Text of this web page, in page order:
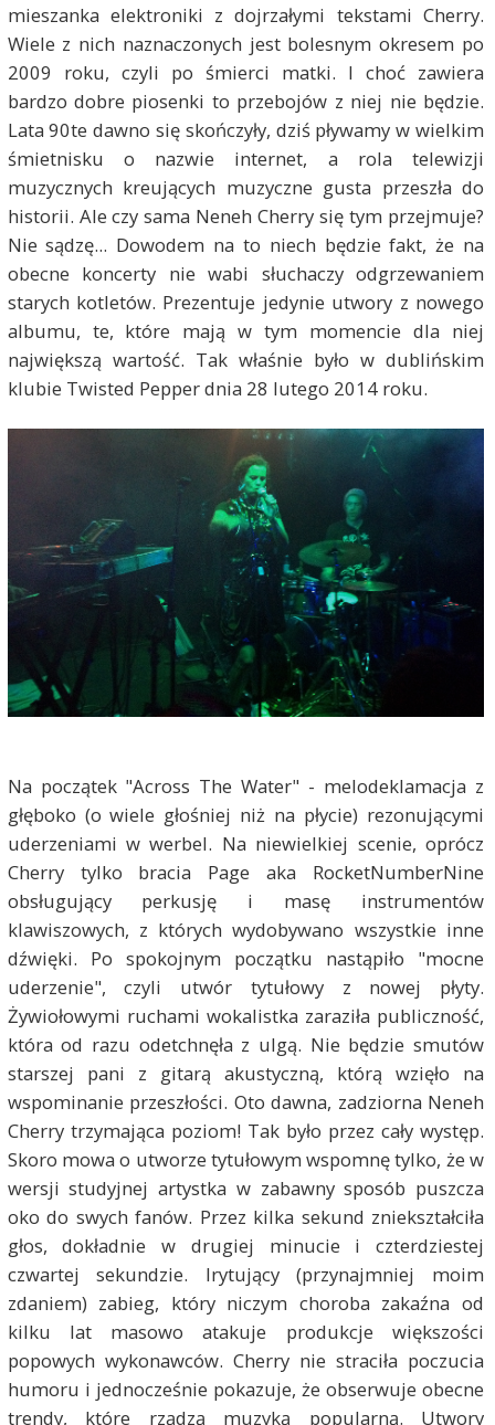
mieszanka elektroniki z dojrzałymi tekstami Cherry.
Wiele z nich naznaczonych jest bolesnym okresem po
2009 roku, czyli po śmierci matki. I choć zawiera
bardzo dobre piosenki to przebojów z niej nie będzie.
Lata 90te dawno się skończyły, dziś pływamy w wielkim
śmietnisku o nazwie internet, a rola telewizji
muzycznych kreujących muzyczne gusta przeszła do
historii. Ale czy sama Neneh Cherry się tym przejmuje?
Nie sądzę... Dowodem na to niech będzie fakt, że na
obecne koncerty nie wabi słuchaczy odgrzewaniem
starych kotletów. Prezentuje jedynie utwory z nowego
albumu, te, które mają w tym momencie dla niej
największą wartość. Tak właśnie było w dublińskim
klubie Twisted Pepper dnia 28 lutego 2014 roku.
Na początek "Across The Water" - melodeklamacja z
głęboko (o wiele głośniej niż na płycie) rezonującymi
uderzeniami w werbel. Na niewielkiej scenie, oprócz
Cherry tylko bracia Page aka RocketNumberNine
obsługujący perkusję i masę instrumentów
klawiszowych, z których wydobywano wszystkie inne
dźwięki. Po spokojnym początku nastąpiło "mocne
uderzenie", czyli utwór tytułowy z nowej płyty.
Żywiołowymi ruchami wokalistka zaraziła publiczność,
która od razu odetchnęła z ulgą. Nie będzie smutów
starszej pani z gitarą akustyczną, którą wzięło na
wspominanie przeszłości. Oto dawna, zadziorna Neneh
Cherry trzymająca poziom! Tak było przez cały występ.
Skoro mowa o utworze tytułowym wspomnę tylko, że w
wersji studyjnej artystka w zabawny sposób puszcza
oko do swych fanów. Przez kilka sekund zniekształciła
głos, dokładnie w drugiej minucie i czterdziestej
czwartej sekundzie. Irytujący (przynajmniej moim
zdaniem) zabieg, który niczym choroba zakaźna od
kilku lat masowo atakuje produkcje większości
popowych wykonawców. Cherry nie straciła poczucia
humoru i jednocześnie pokazuje, że obserwuje obecne
trendy, które rządzą muzyką popularną. Utwory